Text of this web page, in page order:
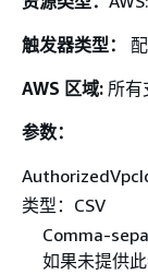
触发器类型：
AWS 区域: 所有
参数：
类型：CSV
Comma-
如果未提供